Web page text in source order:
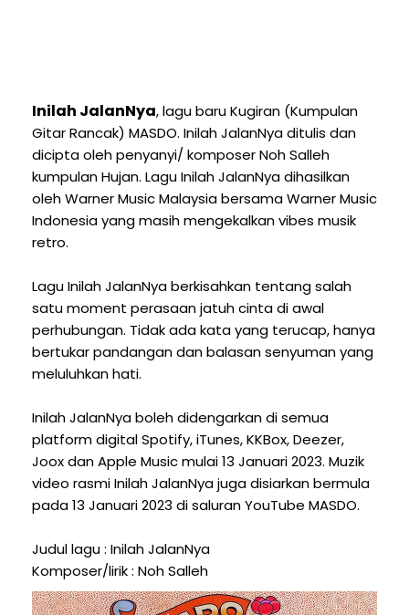
Inilah JalanNya, lagu baru Kugiran (Kumpulan
Gitar Rancak) MASDO. Inilah JalanNya ditulis dan
dicipta oleh penyanyi/ komposer Noh Salleh
kumpulan Hujan. Lagu Inilah JalanNya dihasilkan
oleh Warner Music Malaysia bersama Warner Music
Indonesia yang masih mengekalkan vibes musik
retro.
Lagu Inilah JalanNya berkisahkan tentang salah
satu moment perasaan jatuh cinta di awal
perhubungan. Tidak ada kata yang terucap, hanya
bertukar pandangan dan balasan senyuman yang
meluluhkan hati.
Inilah JalanNya boleh didengarkan di semua
platform digital Spotify, iTunes, KKBox, Deezer,
Joox dan Apple Music mulai 13 Januari 2023. Muzik
video rasmi Inilah JalanNya juga disiarkan bermula
pada 13 Januari 2023 di saluran YouTube MASDO.
Judul lagu : Inilah JalanNya
Komposer/lirik : Noh Salleh